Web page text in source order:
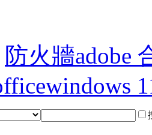
防火牆adobe
windows